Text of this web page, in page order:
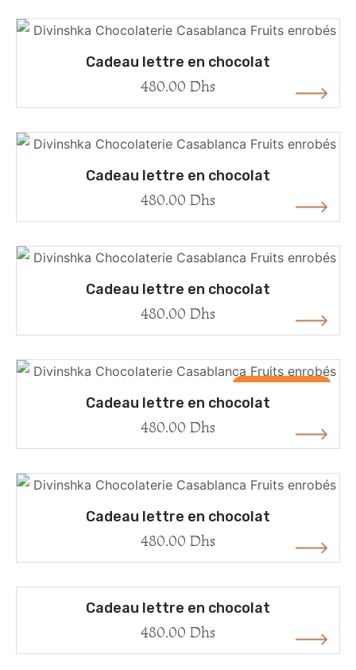
Cadeau lettre en chocolat
480.00 Dhs
Cadeau lettre en chocolat
480.00 Dhs
Cadeau lettre en chocolat
480.00 Dhs
Rupture de stock
Cadeau lettre en chocolat
480.00 Dhs
Cadeau lettre en chocolat
480.00 Dhs
Cadeau lettre en chocolat
480.00 Dhs